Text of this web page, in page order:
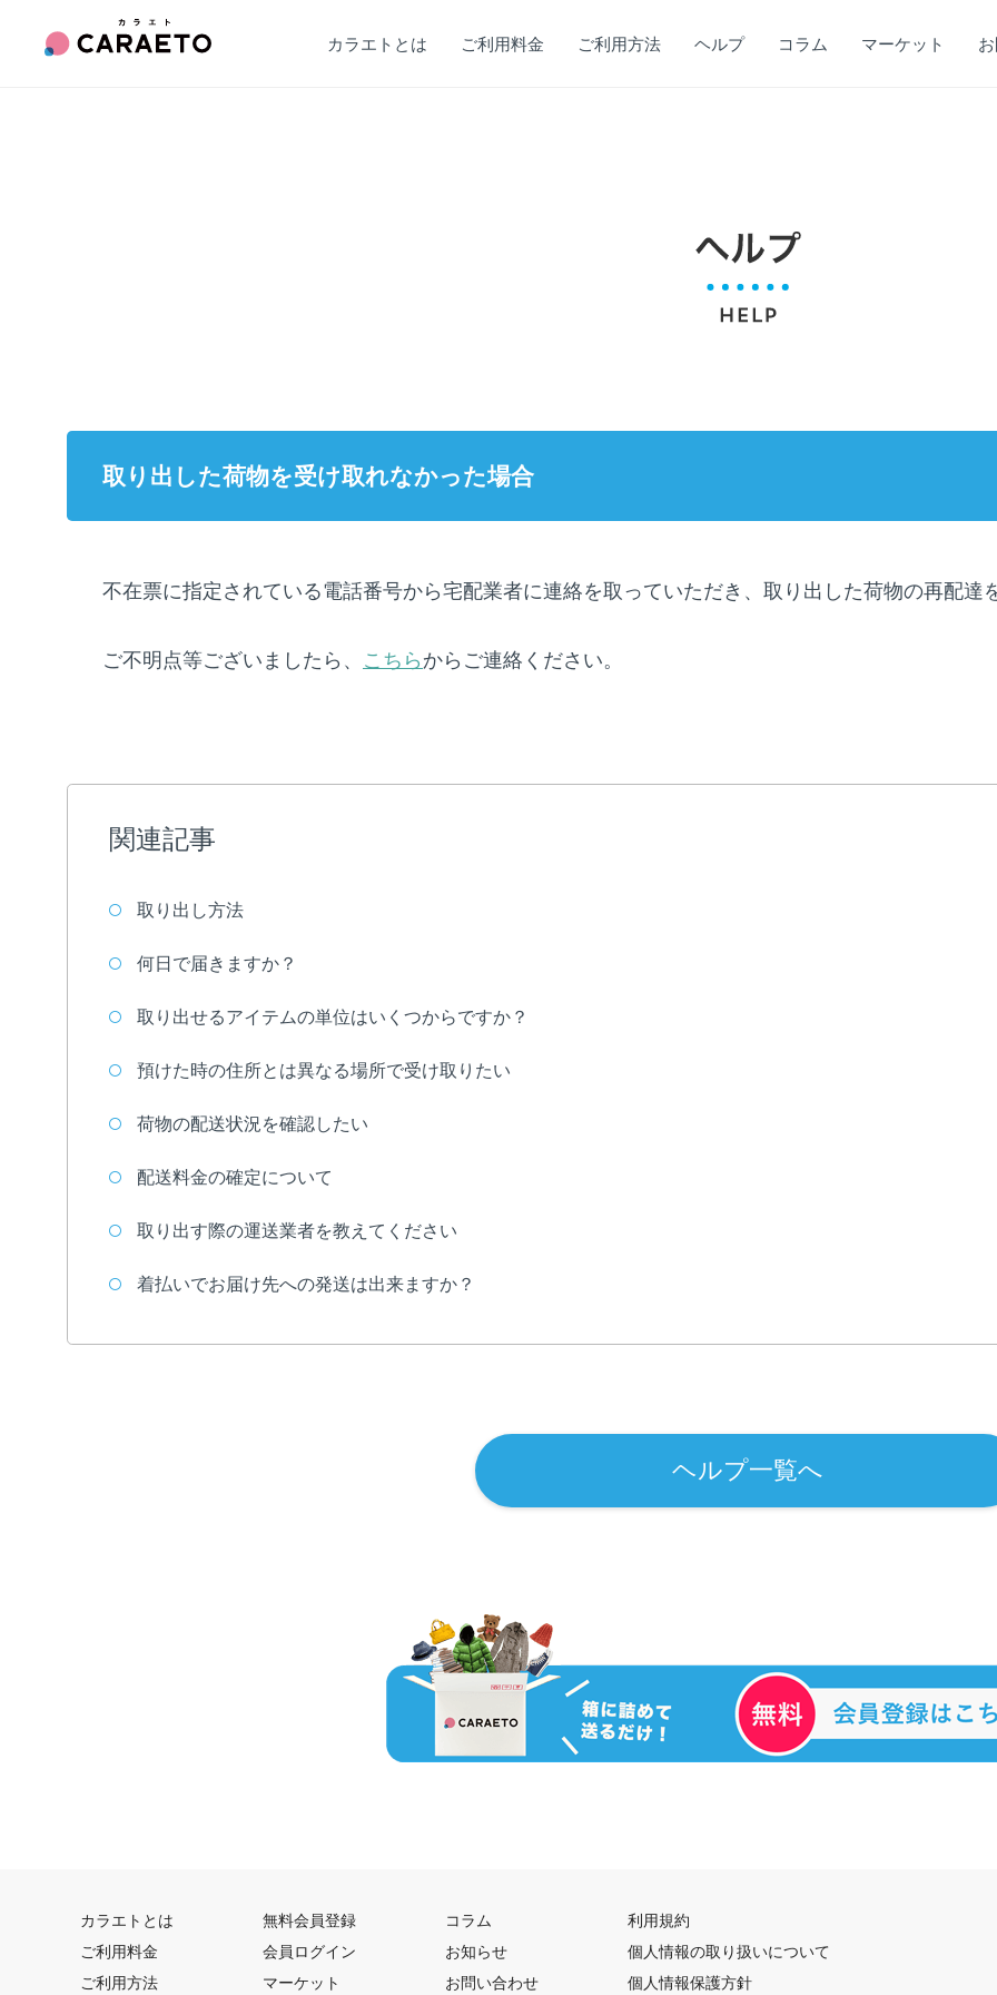
カラエトとは ご利用料金 ご利用方法 ヘルプ コラム マーケット
取り出した荷物を受け取れなかった場合
不在票に指定されている電話番号から宅配業者に連絡を取っていただき、取り出した荷物の再配達
ご不明点等ございましたら、 こちら からご連絡ください。
関連記事
取り出し方法
何日で届きますか？
取り出せるアイテムの単位はいくつからですか？
預けた時の住所とは異なる場所で受け取りたい
荷物の配送状況を確認したい
配送料金の確定について
取り出す際の運送業者を教えてください
着払いでお届け先への発送は出来ますか？
ヘルプ一覧へ
カラエトとは
ご利用料金
ご利用方法
無料会員登録
会員ログイン
マーケット
コラム
お知らせ
お問い合わせ
利用規約
個人情報の取り扱いについて
個人情報保護方針